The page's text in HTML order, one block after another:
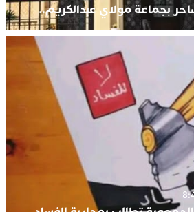
بجماعة مولاي عبدالكريم..